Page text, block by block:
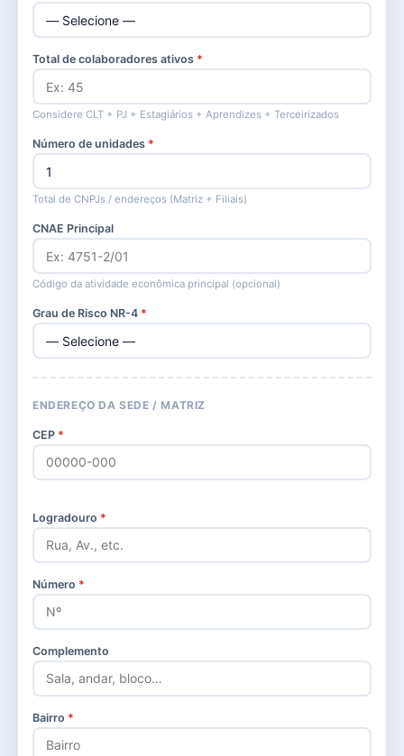
Total de colaboradores ativos *
Considere CLT + PJ + Estagiários + Aprendizes + Terceirizados
Número de unidades *
Total de CNPJs / endereços (Matriz + Filiais)
CNAE Principal
Código da atividade econômica principal (opcional)
Grau de Risco NR-4 *
ENDEREÇO DA SEDE / MATRIZ
CEP *
Logradouro *
Número *
Complemento
Bairro *